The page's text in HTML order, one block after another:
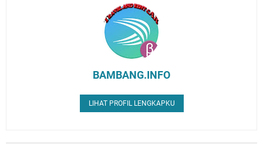
BAMBANG.INFO
LIHAT PROFIL LENGKAPKU